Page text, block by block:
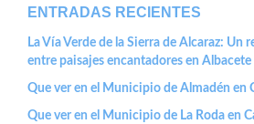
ENTRADAS RECIENTES
La Vía Verde de la Sierra de Alcaraz: Un
entre paisajes encantadores en Albacete
Que ver en el Municipio de Almadén en
Que ver en el Municipio de La Roda en